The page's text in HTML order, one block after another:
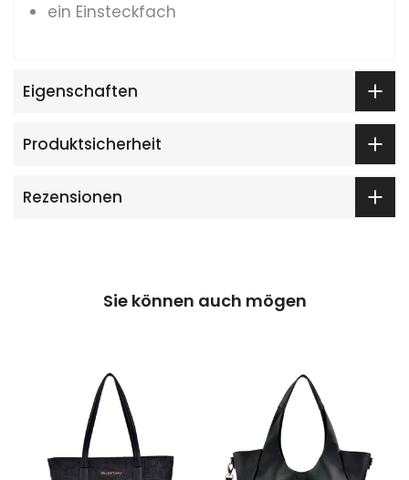
ein Einsteckfach
Eigenschaften
Produktsicherheit
Rezensionen
Sie können auch mögen